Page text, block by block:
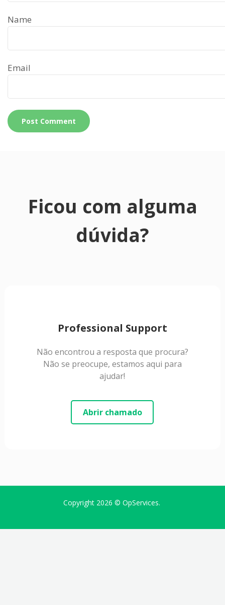
Name
Email
Ficou com alguma
dúvida?
Professional Support
Não encontrou a resposta que procura?
Não se preocupe, estamos aqui para
ajudar!
Abrir chamado
Copyright 2026 © OpServices.